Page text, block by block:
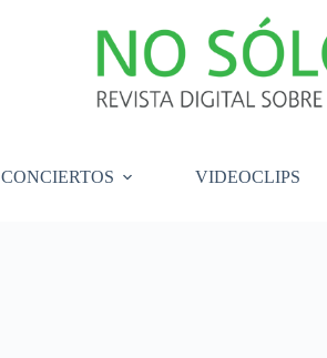
CONCIERTOS VIDEOCLIPS